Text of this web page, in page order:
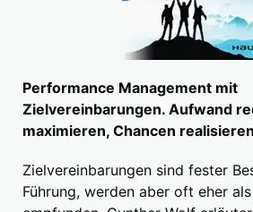
Performance Management mit
Zielvereinbarungen. Aufwand
maximieren, Chancen
Zielvereinbarungen sind fester
Führung, werden aber oft eher